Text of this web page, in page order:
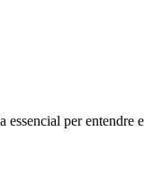
per